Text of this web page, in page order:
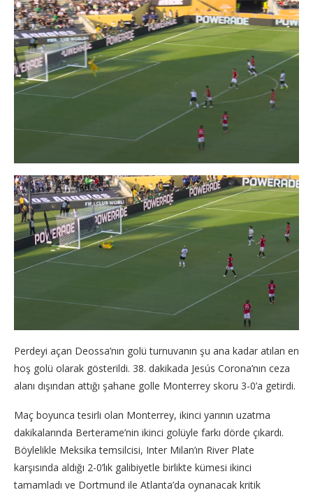
Perdeyi açan Deossa’nın golü turnuvanın şu ana kadar atılan en
hoş golü olarak gösterildi. 38. dakikada Jesús Corona’nın ceza
alanı dışından attığı şahane golle Monterrey skoru 3-0’a getirdi.
Maç boyunca tesirli olan Monterrey, ikinci yarının uzatma
dakikalarında Berterame’nin ikinci golüyle farkı dörde çıkardı.
Böylelikle Meksika temsilcisi, Inter Milan’ın River Plate
karşısında aldığı 2-0’lık galibiyetle birlikte kümesi ikinci
tamamladı ve Dortmund ile Atlanta’da oynanacak kritik